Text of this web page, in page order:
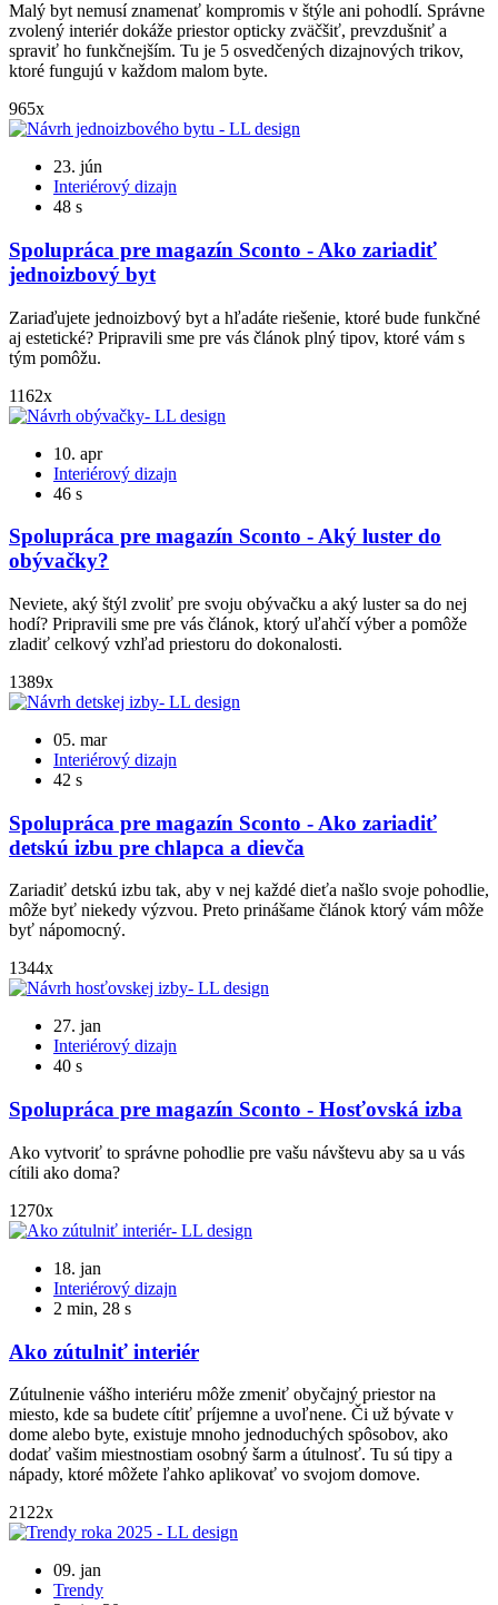
Malý byt nemusí znamenať kompromis v štýle ani pohodlí. Správne
zvolený interiér dokáže priestor opticky zväčšiť, prevzdušniť a
spraviť ho funkčnejším. Tu je 5 osvedčených dizajnových trikov,
ktoré fungujú v každom malom byte.
965x
23. jún
Interiérový dizajn
48 s
Spolupráca pre magazín Sconto - Ako zariadiť
jednoizbový byt
Zariaďujete jednoizbový byt a hľadáte riešenie, ktoré bude funkčné
aj estetické? Pripravili sme pre vás článok plný tipov, ktoré vám s
tým pomôžu.
1162x
10. apr
Interiérový dizajn
46 s
Spolupráca pre magazín Sconto - Aký luster do
obývačky?
Neviete, aký štýl zvoliť pre svoju obývačku a aký luster sa do nej
hodí? Pripravili sme pre vás článok, ktorý uľahčí výber a pomôže
zladiť celkový vzhľad priestoru do dokonalosti.
1389x
05. mar
Interiérový dizajn
42 s
Spolupráca pre magazín Sconto - Ako zariadiť
detskú izbu pre chlapca a dievča
Zariadiť detskú izbu tak, aby v nej každé dieťa našlo svoje pohodlie,
môže byť niekedy výzvou. Preto prinášame článok ktorý vám môže
byť nápomocný.
1344x
27. jan
Interiérový dizajn
40 s
Spolupráca pre magazín Sconto - Hosťovská izba
Ako vytvoriť to správne pohodlie pre vašu návštevu aby sa u vás
cítili ako doma?
1270x
18. jan
Interiérový dizajn
2 min, 28 s
Ako zútulniť interiér
Zútulnenie vášho interiéru môže zmeniť obyčajný priestor na
miesto, kde sa budete cítiť príjemne a uvoľnene. Či už bývate v
dome alebo byte, existuje mnoho jednoduchých spôsobov, ako
dodať vašim miestnostiam osobný šarm a útulnosť. Tu sú tipy a
nápady, ktoré môžete ľahko aplikovať vo svojom domove.
2122x
09. jan
Trendy